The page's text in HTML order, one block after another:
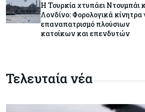
Η Τουρκία χτυπάει Ντουμπάι
Λονδίνο: Φορολογικά κίνητρα
επαναπατρισμό πλούσιων
κατοίκων και επενδυτών
Τελευταία νέα